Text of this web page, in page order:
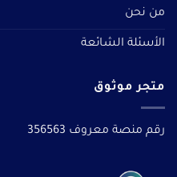
من نحن
الأسئلة الشائعة
متجر موثوق
رقم منصة معروف 356563